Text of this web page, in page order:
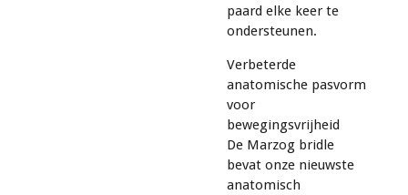
paard elke keer te
ondersteunen.
Verbeterde
anatomische pasvorm
voor
bewegingsvrijheid
De Marzog bridle
bevat onze nieuwste
anatomisch